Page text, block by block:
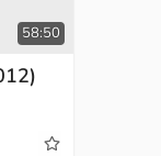
58:50